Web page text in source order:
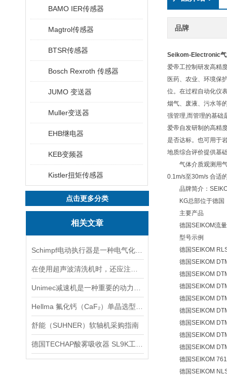
BAMO IER传感器
Magtrol传感器
BTSR传感器
Bosch Rexroth 传感器
JUMO 变送器
Muller变送器
EHB继电器
KEB变频器
Kistler扭矩传感器
点击更多分类
相关文章
舒能（SUHNER）软轴机采购指南
品牌
Seikom-Electronic
爱帝工控制研发高精
医药、农业、环境保
位。在过程自动化仪
烟气、废液、污水等
强管理,而管理的基础
爱帝自发研制的高精
是否达标。也可用于
地质综合评价提供基
气体介质观测用气
0.1m/s至30m/s 合适
品牌简介：
KG总部位于德国，
主要产品
德国SEIKOM流量
型号示例
德国SEIKOM
德国SEIKOM
德国SEIKOM
德国SEIKOM
德国SEIKOM
德国SEIKOM
德国SEIKOM
德国SEIKOM
德国SEIKOM
德国SEIKOM
德国SEIKOM